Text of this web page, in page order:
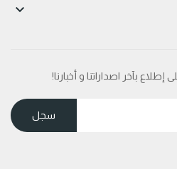

إطلاع بآخر اصداراتنا و أخبارنا!